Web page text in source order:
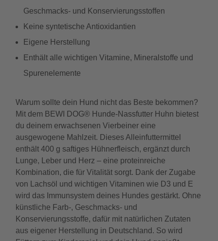
Geschmacks- und Konservierungsstoffen
Keine syntetische Antioxidantien
Eigene Herstellung
Enthält alle wichtigen Vitamine, Mineralstoffe und
Spurenelemente
Warum sollte dein Hund nicht das Beste bekommen?
Mit dem BEWI DOG® Hunde-Nassfutter Huhn bietest
du deinem erwachsenen Vierbeiner eine
ausgewogene Mahlzeit. Dieses Alleinfuttermittel
enthält 400 g saftiges Hühnerfleisch, ergänzt durch
Lunge, Leber und Herz – eine proteinreiche
Kombination, die für Vitalität sorgt. Dank der Zugabe
von Lachsöl und wichtigen Vitaminen wie D3 und E
wird das Immunsystem deines Hundes gestärkt. Ohne
künstliche Farb-, Geschmacks- und
Konservierungsstoffe, dafür mit natürlichen Zutaten
aus eigener Herstellung in Deutschland. So wird